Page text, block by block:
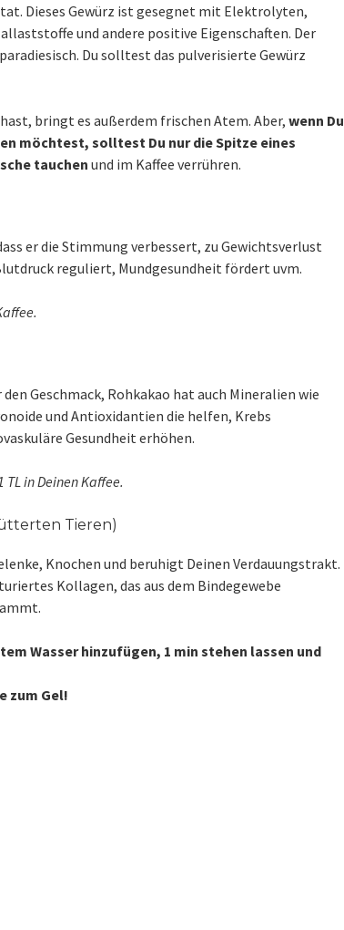
Dieses Gewürz ist gesegnet mit Elektrolyten,
und andere positive Eigenschaften. Der
Du solltest das pulverisierte Gewürz
bringt es außerdem frischen Atem. Aber, wenn Du
möchtest, solltest Du nur die Spitze eines
tauchen und im Kaffee verrühren.
er die Stimmung verbessert, zu Gewichtsverlust
reguliert, Mundgesundheit fördert uvm.
Geschmack, Rohkakao hat auch Mineralien wie
und Antioxidantien die helfen, Krebs
Gesundheit erhöhen.
TL in Deinen Kaffee.
Tieren)
Knochen und beruhigt Deinen Verdauungstrakt.
Kollagen, das aus dem Bindegewebe
Wasser hinzufügen, 1 min stehen lassen und
zum Gel!